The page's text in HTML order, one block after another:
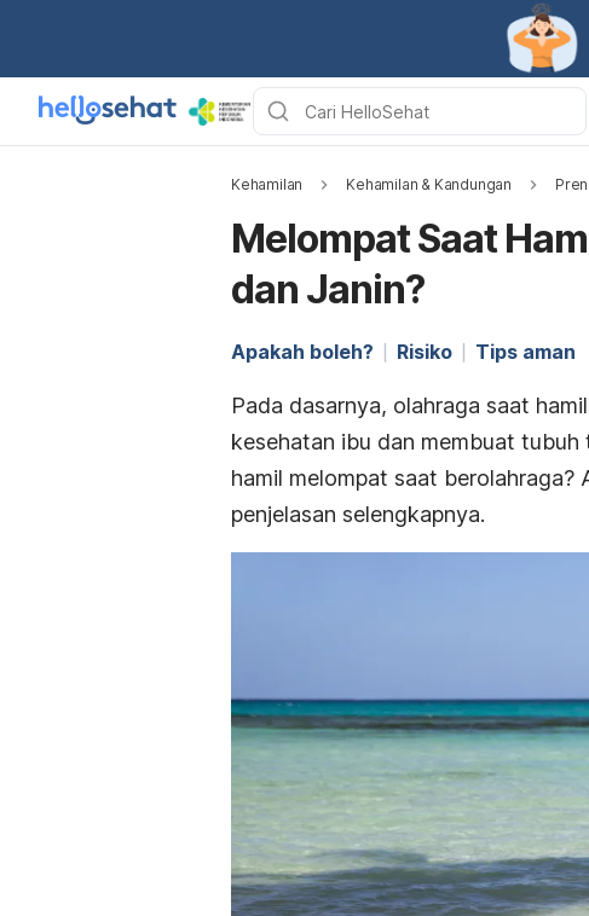
Kehamilan Kehamilan & Kandungan
Melompat Saat
dan Janin?
Apakah boleh? Risiko Tips aman
Pada dasarnya, olahraga saat
kesehatan ibu dan membuat tubuh
hamil melompat saat berolahraga?
penjelasan selengkapnya.